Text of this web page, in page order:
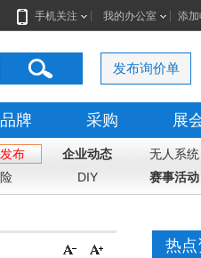
手机关注 我的办公室 添
发布询价单
品牌 采购 展
布 企业动态 无人系统
DIY 赛事活动
热点